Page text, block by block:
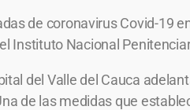
de coronavirus Covid-19
Instituto Nacional
del Valle del Cauca
de las medidas que